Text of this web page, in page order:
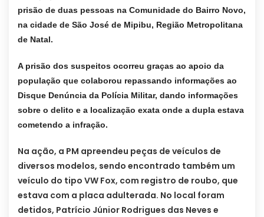
prisão de duas pessoas na Comunidade do Bairro Novo,
na cidade de São José de Mipibu, Região Metropolitana
de Natal.
A prisão dos suspeitos ocorreu graças ao apoio da
população que colaborou repassando informações ao
Disque Denúncia da Polícia Militar, dando informações
sobre o delito e a localização exata onde a dupla estava
cometendo a infração.
Na ação, a PM apreendeu peças de veículos de
diversos modelos, sendo encontrado também um
veículo do tipo VW Fox, com registro de roubo, que
estava com a placa adulterada. No local foram
detidos, Patrício Júnior Rodrigues das Neves e